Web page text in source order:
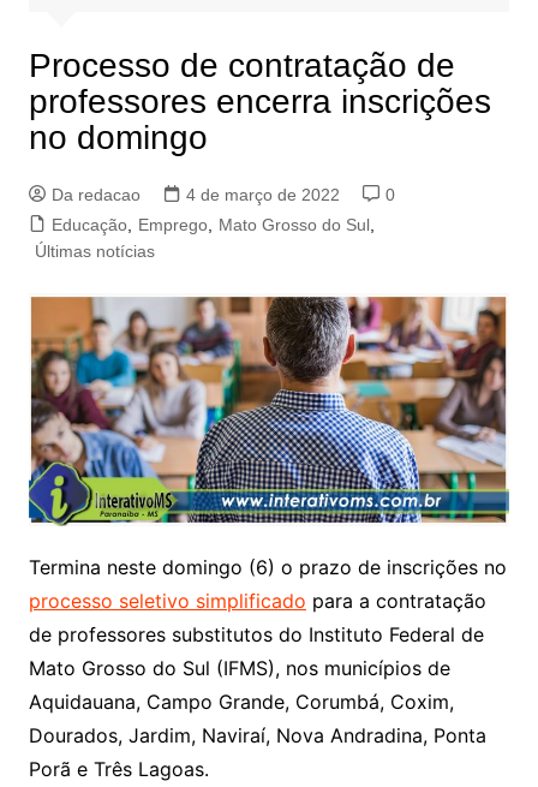
Processo de contratação de
professores encerra inscrições
no domingo
Da redacao 4 de março de 2022
0
Educação, Emprego, Mato Grosso do Sul,
Últimas notícias
Termina neste domingo (6) o prazo de inscrições no
processo seletivo simplificado para a contratação
de professores substitutos do Instituto Federal de
Mato Grosso do Sul (IFMS), nos municípios de
Aquidauana, Campo Grande, Corumbá, Coxim,
Dourados, Jardim, Naviraí, Nova Andradina, Ponta
Porã e Três Lagoas.